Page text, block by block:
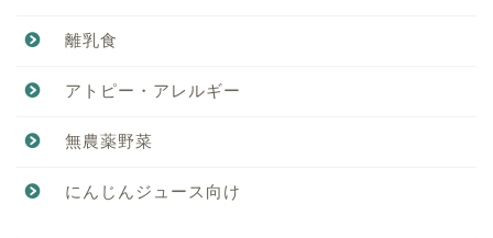
離乳食
アトピー・アレルギー
無農薬野菜
にんじんジュース向け